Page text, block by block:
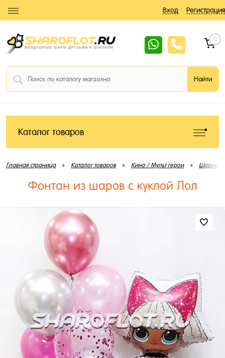
Вход Регистрация
0
Каталог товаров
Главная страница • Каталог товаров • Кино / Мульт герои • Шарики
Фонтан из шаров с куклой Лол